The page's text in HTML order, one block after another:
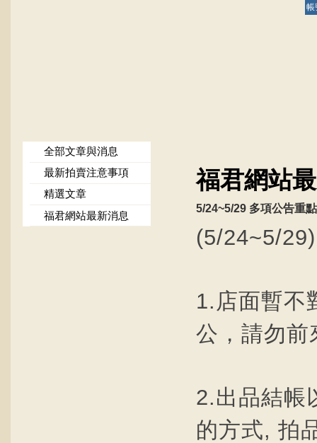
帳
福君網站
5/24~5/29 多項公告重
(5/24~5/
1.店面暫不
公，請勿前
2.出品結帳
的方式, 拍
全部文章與消息
最新拍賣注意事項
精選文章
福君網站最新消息